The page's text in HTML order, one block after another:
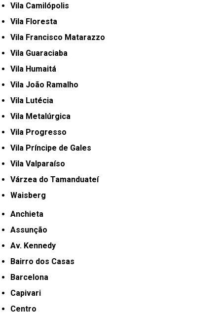
Vila Camilópolis
Vila Floresta
Vila Francisco Matarazzo
Vila Guaraciaba
Vila Humaitá
Vila João Ramalho
Vila Lutécia
Vila Metalúrgica
Vila Progresso
Vila Príncipe de Gales
Vila Valparaíso
Várzea do Tamanduateí
Waisberg
Anchieta
Assunção
Av. Kennedy
Bairro dos Casas
Barcelona
Capivari
Centro